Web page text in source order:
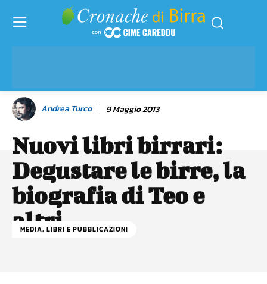
Andrea Turco 9 Maggio 2013
Nuovi libri birrari:
Degustare le birre, la
biografia di Teo e
altri
MEDIA, LIBRI E PUBBLICAZIONI